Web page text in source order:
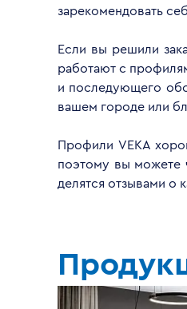
зарекомендовать
Если вы решили
работают с
и последующего
вашем городе или
Профили VEKA
поэтому вы можете
делятся отзывами о